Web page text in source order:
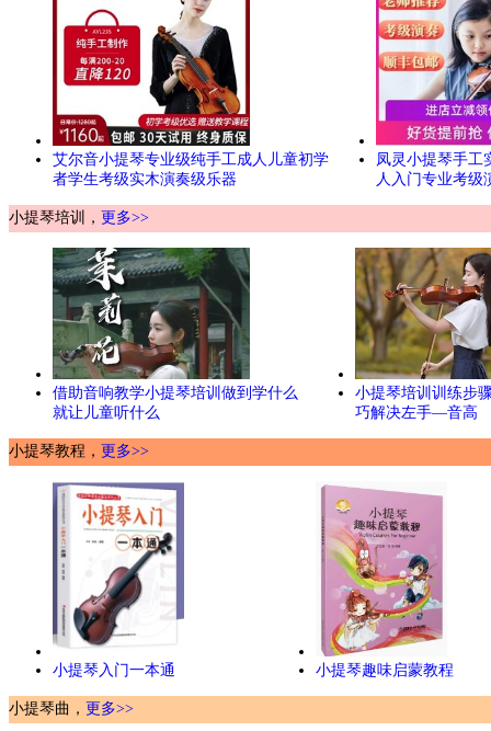
艾尔音小提琴专业级纯手工成人儿童初学
者学生考级实木演奏级乐器
凤灵小提琴手工
人入门专业考级
小提琴培训， 更多>>
借助音响教学小提琴培训做到学什么
就让儿童听什么
小提琴培训训练步
巧解决左手—音高
小提琴教程， 更多>>
小提琴入门一本通 小提琴趣味启蒙教程
小提琴曲， 更多>>